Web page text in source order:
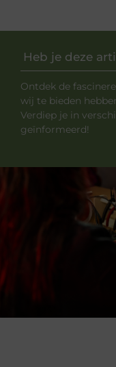
Heb je deze
Ontdek de
wij te bieden
Verdiep je in
geïnformeerd!